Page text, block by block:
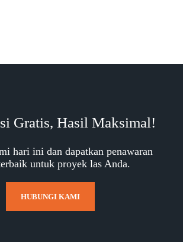
Gratis, Hasil Maksimal!
hari ini dan dapatkan penawaran
untuk proyek las Anda.
HUBUNGI KAMI